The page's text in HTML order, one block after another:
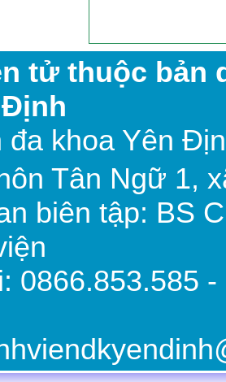
tử thuộc bản
đa khoa Yên
Tân Ngữ 1,
biên tập: BS